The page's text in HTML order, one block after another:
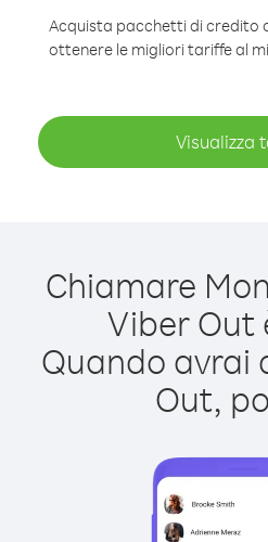
Acquista pacchetti di credito
ottenere le migliori tariffe al
Visualizza
Chiamare
Viber Out
Quando avrai
Out,